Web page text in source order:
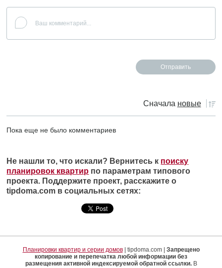
Сначала новые
Пока еще не было комментариев
Не нашли то, что искали? Вернитесь к поиску
планировок квартир по параметрам типового
проекта. Поддержите проект, расскажите о
tipdoma.com в социальных сетях:
Планировки квартир и серии домов| tipdoma.com | Запрещено
копирование и перепечатка любой информации без
размещения активной индексируемой обратной ссылки.В